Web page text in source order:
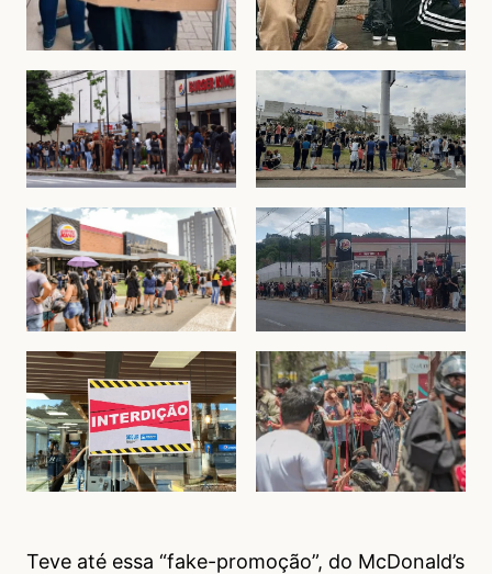
Teve até essa “fake-promoção”, do McDonald’s